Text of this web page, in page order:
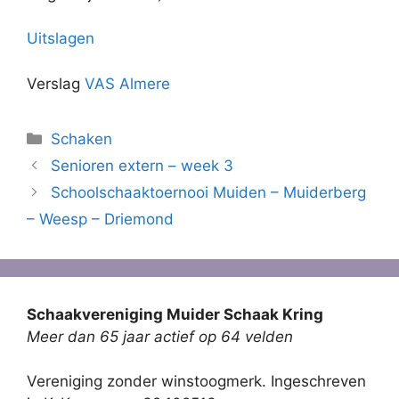
Uitslagen
Verslag VAS Almere
Categorieën
Schaken
Senioren extern – week 3
Schoolschaaktoernooi Muiden – Muiderberg
– Weesp – Driemond
Schaakvereniging Muider Schaak Kring
Meer dan 65 jaar actief op 64 velden
Vereniging zonder winstoogmerk. Ingeschreven